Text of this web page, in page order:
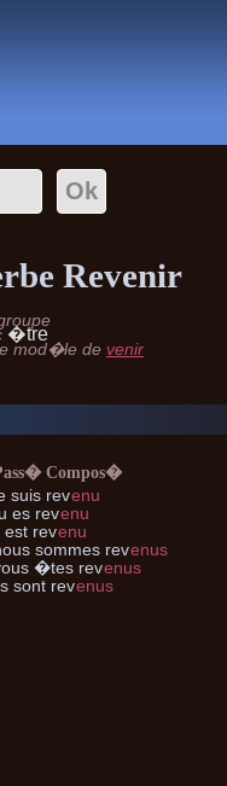
Revenir
�tre
mod�le de venir
Compos�
suis revenu
es revenu
est revenu
sommes revenus
�tes revenus
sont revenus